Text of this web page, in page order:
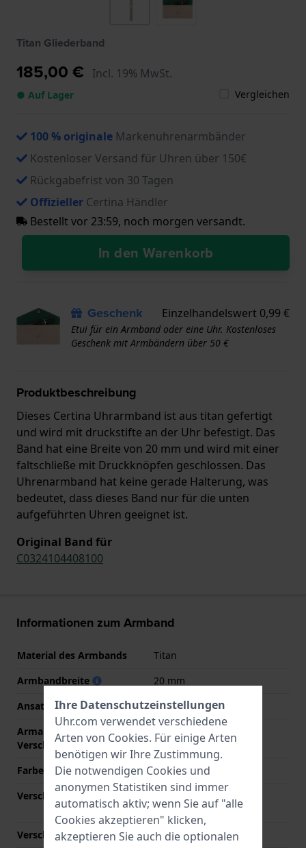
Titan Gliederband
185,00 € Incl. 19% MwSt.
● Auf Lager Vergleichen
100 % originale Markenuhrenarmbänder
Kostenloser Versand für Uhren über 150€
Rückgabefrist von 30 Tagen
Offizieller Certina Händler
Bestellt vor 23:59, noch morgen versandt.
In den Warenkorb
Geschenk Einzelhandelswert 0,99 €
Etui für ein Armband oder eine Uhr. Kostenloses
Geschenk mit Armbändern über 50 €
Produktbeschreibung
Dieses Certina Uhrarmband ist aus titan gefertigt
und wird mit druckstifte an der Uhr befestigt. Das
Band hat eine Breite von 20 mm und wird mit einer
faltschließe mit Druckknöpfen geschlossen. Das
Uhrenarmband hat keine gerade Halterung, was
bedeutet, dass dieses Band nur für die unten
aufgeführten Uhren geeignet ist.
Original Band für
C0324104408100
Informationen zum Armband
Material des Armbands
Titan
Armbandbreite
20 mm
Ansatzbreite
20 mm
Armandbreite am
Verschluß
18 mm
Farbe des Armbands
Grau
Verschlusstyp
Faltschließe mit
Druckknöpfen
Verschlussfarbe
Grau
Ihre Datenschutzeinstellungen
Uhr.com verwendet verschiedene
Arten von Cookies. Für einige Arten
benötigen wir Ihre Zustimmung.
Die notwendigen Cookies und
anonymen Statistiken sind immer
automatisch aktiv; wenn Sie auf "alle
Cookies akzeptieren" klicken,
akzeptieren Sie auch die optionalen